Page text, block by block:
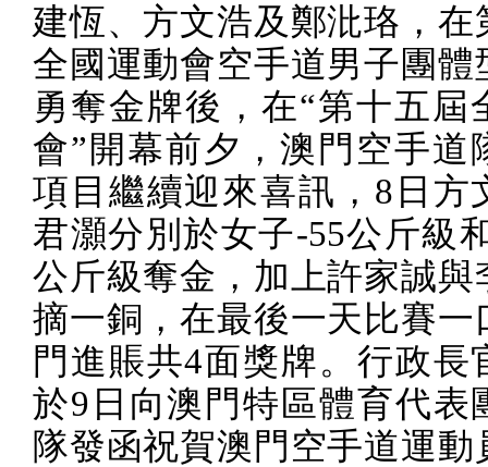
建恆、方文浩及鄭沘珞，在
全國運動會空手道男子團體
勇奪金牌後，在“第十五屆
會”開幕前夕，澳門空手道
項目繼續迎來喜訊， 8 日方
君灝分別於女子-55公斤級
公斤級奪金，加上許家誠與
摘一銅，在最後一天比賽一
門進賬共4面獎牌。行政長
於9 日向澳門特區體育代表
隊發函祝賀澳門空手道運動